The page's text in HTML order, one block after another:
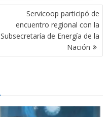
Servicoop participó de
encuentro regional con la
Subsecretaría de Energía de la
Nación